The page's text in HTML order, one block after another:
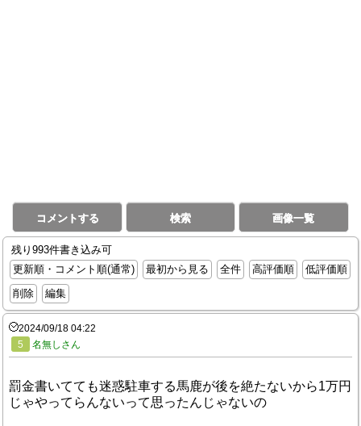
コメントする 検索 画像一覧
残り993件書き込み可
更新順・コメント順(通常)
最初から見る 全件 高評価順
低評価順
削除
編集
2024/09/18 04:22
5
名無しさん
罰金書いてても迷惑駐車する馬鹿が後を絶たないから1万円
じゃやってらんないって思ったんじゃないの